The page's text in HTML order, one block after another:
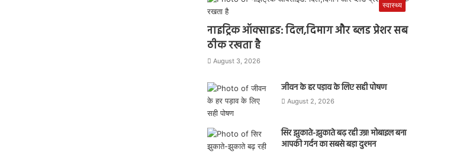
स्वास्थ्य
नाइट्रिक ऑक्साइड: दिल,दिमाग और ब्लड प्रेशर सब
ठीक रखता है
August 3, 2026
जीवन के हर पड़ाव के लिए सही पोषण
August 2, 2026
सिर झुकाते-झुकाते बढ़ रही उम्र! मोबाइल बना
आपकी गर्दन का सबसे बड़ा दुश्मन